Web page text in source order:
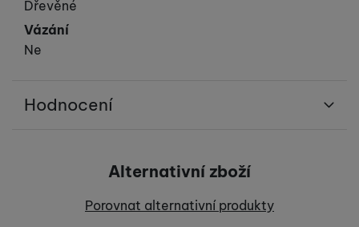
Materiál, ze kterého je jádro lyže vyrobeno.
Dřevěné
Vázání
Ne
Hodnocení
Recenze
Alternativní zboží
Porovnat alternativní produkty